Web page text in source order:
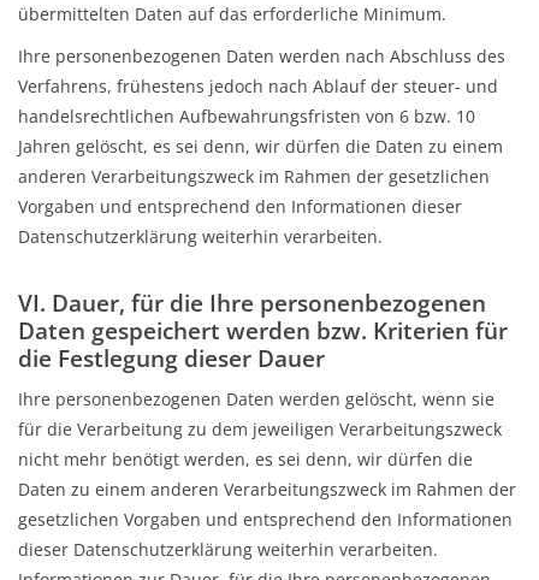
übermittelten Daten auf das erforderliche Minimum.
Ihre personenbezogenen Daten werden nach Abschluss des
Verfahrens, frühestens jedoch nach Ablauf der steuer- und
handelsrechtlichen Aufbewahrungsfristen von 6 bzw. 10
Jahren gelöscht, es sei denn, wir dürfen die Daten zu einem
anderen Verarbeitungszweck im Rahmen der gesetzlichen
Vorgaben und entsprechend den Informationen dieser
Datenschutzerklärung weiterhin verarbeiten.
VI. Dauer, für die Ihre personenbezogenen
Daten gespeichert werden bzw. Kriterien für
die Festlegung dieser Dauer
Ihre personenbezogenen Daten werden gelöscht, wenn sie
für die Verarbeitung zu dem jeweiligen Verarbeitungszweck
nicht mehr benötigt werden, es sei denn, wir dürfen die
Daten zu einem anderen Verarbeitungszweck im Rahmen der
gesetzlichen Vorgaben und entsprechend den Informationen
dieser Datenschutzerklärung weiterhin verarbeiten.